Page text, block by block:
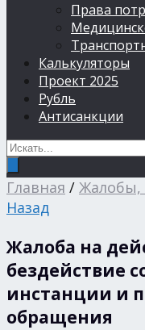
Права
Калькуляторы
Проект 2025
Рубль
Антисанкции
Главная / Жалобы,
Назад
Жалоба на
бездействие
инстанции и
обращения